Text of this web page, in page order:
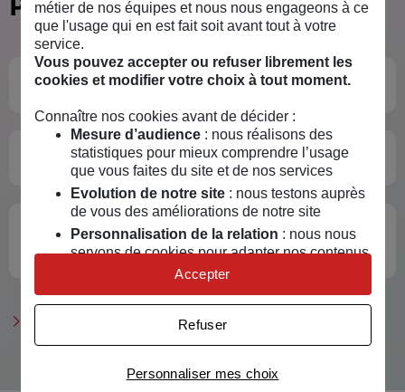
Lerisque inondation
La préventionroutière
Vente d'alcool en tant qu'association :
prévention et règles
Voir tous les guides sur la prévention
métier de nos équipes et nous nous engageons à ce
que l'usage qui en est fait soit avant tout à votre
service.
Vous pouvez accepter ou refuser librement les
cookies et modifier votre choix à tout moment.
Connaître nos cookies avant de décider :
Mesure d’audience: nous réalisons des
statistiques pour mieux comprendre l’usage
que vous faites du site et de nos services
Evolution de notre site: nous testons auprès
de vous des améliorations de notre site
Personnalisation de la relation : nous nous
servons de cookies pour adapter nos contenus
et personnaliser nos offres
Univers publicitaire: nous utilisons avec nos
publicités personnalisées
Personnaliser mes choix
Refuser
Accepter